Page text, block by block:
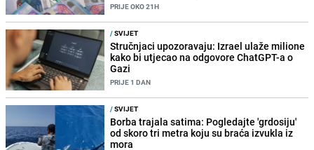
PRIJE OKO 21H
/SVIJET
Stručnjaci upozoravaju: Izrael ulaže milione
kako bi utjecao na odgovore ChatGPT-a o
Gazi
PRIJE 1 DAN
/SVIJET
Borba trajala satima: Pogledajte 'grdosiju'
od skoro tri metra koju su braća izvukla iz
mora